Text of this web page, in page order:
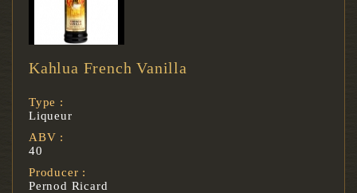
Kahlua French Vanilla
Type :
Liqueur
ABV :
40
Producer :
Pernod Ricard